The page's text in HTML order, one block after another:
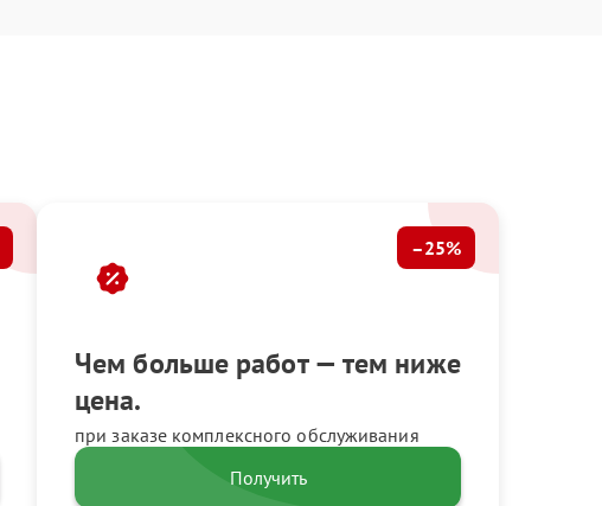
Чем больше работ — тем ниже
цена.
при заказе комплексного обслуживания
–25%
Получить